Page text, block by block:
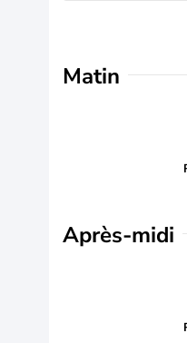
Matin
Après-midi